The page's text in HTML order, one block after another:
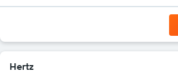
Hertz